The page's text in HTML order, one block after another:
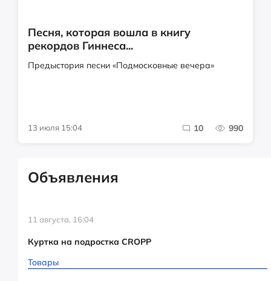
Песня, которая вошла в книгу
рекордов Гиннеса...
Предыстория песни «Подмосковные вечера»
13 июля 15:04 10 990
Объявления
11 августа, 16:04
Куртка на подростка CROPP
Товары